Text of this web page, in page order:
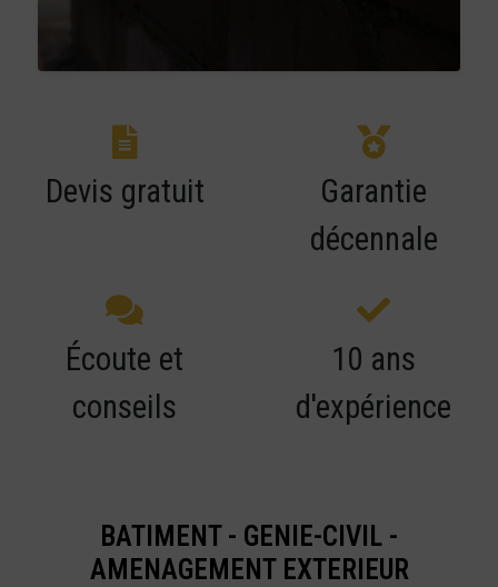
Devis gratuit
Garantie
décennale
Écoute et
conseils
10 ans
d'expérience
BATIMENT - GENIE-CIVIL -
AMENAGEMENT EXTERIEUR